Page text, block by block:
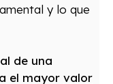
y lo que
de una
el mayor valor